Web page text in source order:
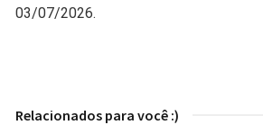
03/07/2026.
Relacionados para você :)